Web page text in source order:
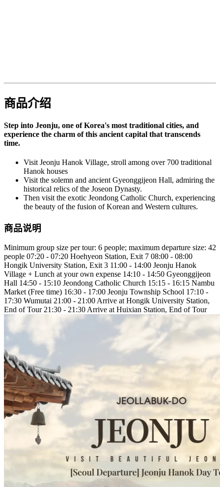
商品介绍
Step into Jeonju, one of Korea's most traditional cities, and
experience the charm of this ancient capital that transcends
time.
Visit Jeonju Hanok Village, stroll among over 700 traditional
Hanok houses
Visit the solemn and ancient Gyeonggijeon Hall, admiring the
historical relics of the Joseon Dynasty.
Then visit the exotic Jeondong Catholic Church, experiencing
the beauty of the fusion of Korean and Western cultures.
商品说明
Minimum group size per tour: 6 people; maximum departure size: 42
people 07:20 - 07:20 Hoehyeon Station, Exit 7 08:00 - 08:00
Hongik University Station, Exit 3 11:00 - 14:00 Jeonju Hanok
Village + Lunch at your own expense 14:10 - 14:50 Gyeonggijeon
Hall 14:50 - 15:10 Jeondong Catholic Church 15:15 - 16:15 Nambu
Market (Free time) 16:30 - 17:00 Jeonju Township School 17:10 -
17:30 Wumutai 21:00 - 21:00 Arrive at Hongik University Station,
End of Tour 21:30 - 21:30 Arrive at Huixian Station, End of Tour